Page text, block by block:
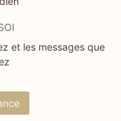
et les messages que